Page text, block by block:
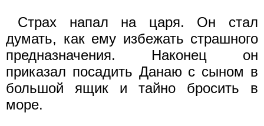
Страх напал на царя. Он стал
думать, как ему избежать страшного
предназначения. Наконец он
приказал посадить Данаю с сыном в
большой ящик и тайно бросить в
море.